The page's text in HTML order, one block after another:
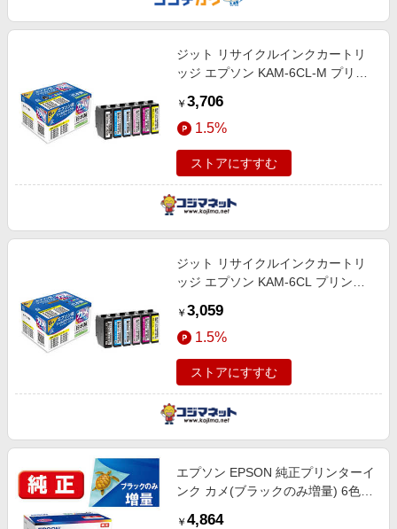
ジット リサイクルインクカートリ
ッジ エプソン KAM-6CL-M プリン
EKAM6PM
￥ 3,706
1.5%
ストアにすすむ
ジット リサイクルインクカートリ
ッジ エプソン KAM-6CL プリンタ
EKAM6P
￥ 3,059
1.5%
ストアにすすむ
エプソン EPSON 純正プリンターイ
ンク カメ(ブラックのみ増量) 6色パ
￥ 4,864